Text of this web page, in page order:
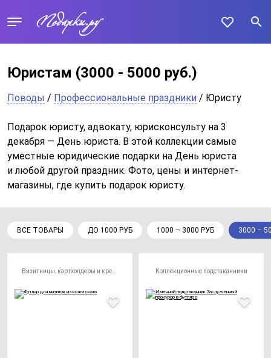
Юристам (3000 - 5000 руб.)
Поводы / Профессиональные праздники / Юристу
Подарок юристу, адвокату, юрисконсульту на 3
декабря — День юриста. В этой коллекции самые
уместные юридические подарки на День юриста
и любой другой праздник. Фото, цены и интернет-
магазины, где купить подарок юристу.
ВСЕ ТОВАРЫ ДО 1000 РУБ 1000 – 3000 РУБ 3000 –
Коллекционные подстаканники